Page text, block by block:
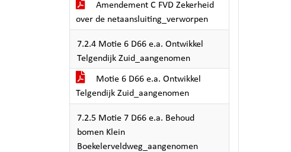
Amendement C FVD Zekerheid
over de netaansluiting_verworpen
7.2.4 Motie 6 D66 e.a. Ontwikkel
Telgendijk Zuid_aangenomen
Motie 6 D66 e.a. Ontwikkel
Telgendijk Zuid_aangenomen
7.2.5 Motie 7 D66 e.a. Behoud
bomen Klein
Boekelerveldweg_aangenomen